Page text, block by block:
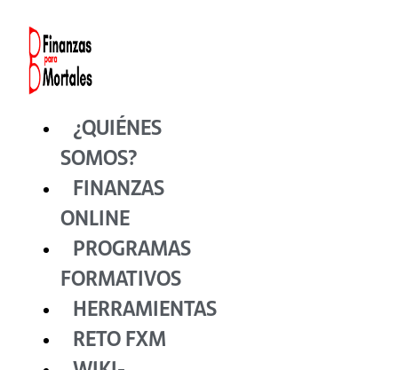
contenido
¿QUIÉNES
SOMOS?
FINANZAS
ONLINE
PROGRAMAS
FORMATIVOS
HERRAMIENTAS
RETO FXM